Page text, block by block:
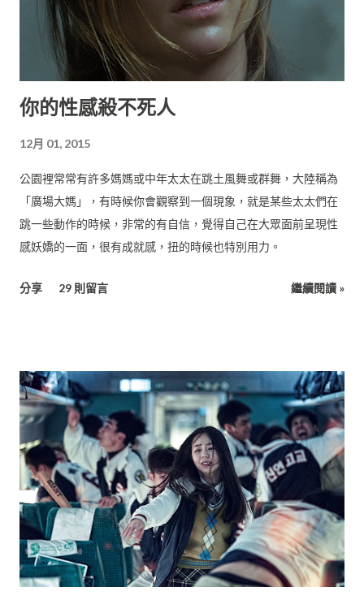
你的性感殺不死人
12月 01, 2015
公園裡常常有許多媽媽或中年太太在跳土風舞或群舞，大陸稱為
「廣場大媽」，有時候你會觀察到一個現象，就是某些太太們在
跳一些動作的時候，非常的有自信，覺得自己在大眾面前呈現性
感妖嬌的一面，很有成就感，扭的時候也特別用力。
分享 29 則留言 繼續閱讀 »